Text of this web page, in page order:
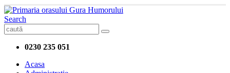
Search
0230 235 051
Acasa